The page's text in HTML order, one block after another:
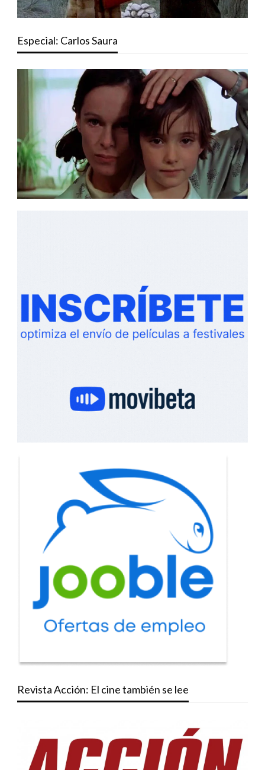
Especial: Carlos Saura
Revista Acción: El cine también se lee